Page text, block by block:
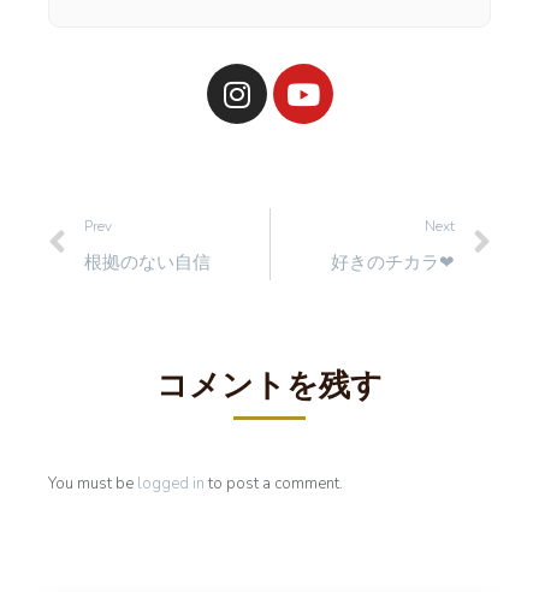
Prev
根拠のない自信
Next
好きのチカラ❤︎
コメントを残す
You must be logged in to post a comment.